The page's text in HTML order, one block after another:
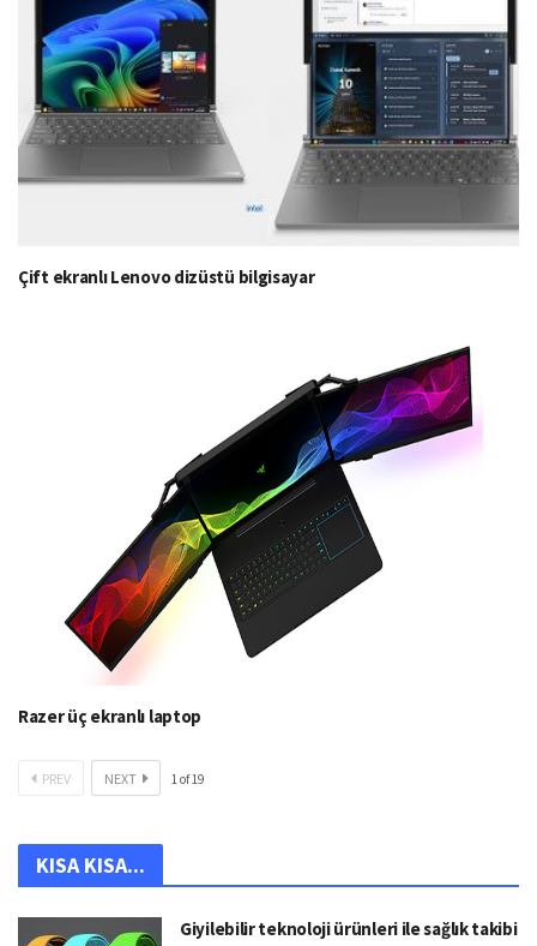
Çift ekranlı Lenovo dizüstü bilgisayar
Razer üç ekranlı laptop
PREV NEXT 1of19
KISA KISA...
Giyilebilir teknoloji ürünleri ile sağlık takibi